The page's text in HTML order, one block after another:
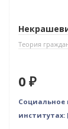
Теория
0 ₽
Социальное